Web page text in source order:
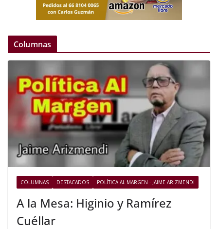
Columnas
COLUMNAS DESTACADOS POLÍTICA AL MARGEN - JAIME ARIZMENDI
A la Mesa: Higinio y Ramírez
Cuéllar